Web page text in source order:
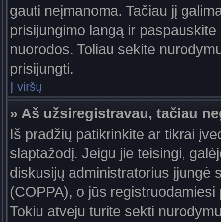
gauti neįmanoma. Tačiau jį
prisijungimo langą ir
nuorodos. Toliau sekite
prisijungti.
Į viršų
» Aš užsiregistravau, tačiau
Iš pradžių patikrinkite ar tikrai
slaptažodį. Jeigu jie teisingi,
diskusijų administratorius įjungė
(COPPA), o jūs
Tokiu atveju turite sekti